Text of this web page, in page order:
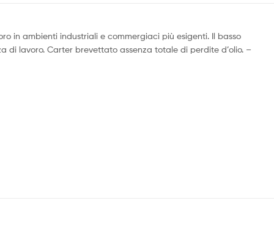
in ambienti industriali e commergiaci più esigenti. Il basso
di lavoro. Carter brevettato assenza totale di perdite d’olio. –